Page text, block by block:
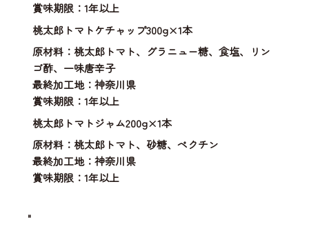
賞味期限：1年以上
桃太郎トマトケチャップ300g×1本
原材料：桃太郎トマト、グラニュー糖、食塩、リン
ゴ酢、一味唐辛子
最終加工地：神奈川県
賞味期限：1年以上
桃太郎トマトジャム200g×1本
原材料：桃太郎トマト、砂糖、ペクチン
最終加工地：神奈川県
賞味期限：1年以上
"